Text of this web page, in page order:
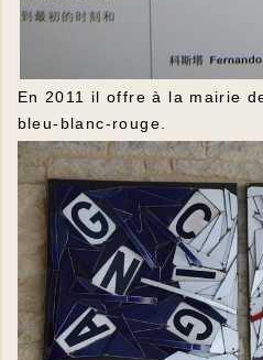
En 2011 il offre à la mairie
bleu-blanc-rouge.